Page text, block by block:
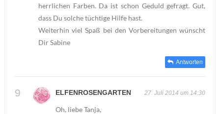
herrlichen Farben. Da ist schon Geduld gefragt. Gut,
dass Du solche tüchtige Hilfe hast.
Weiterhin viel Spaß bei den Vorbereitungen wünscht
Dir Sabine
Antworten
ELFENROSENGARTEN 27. Juli 2014 um 14:30
Oh, liebe Tanja,